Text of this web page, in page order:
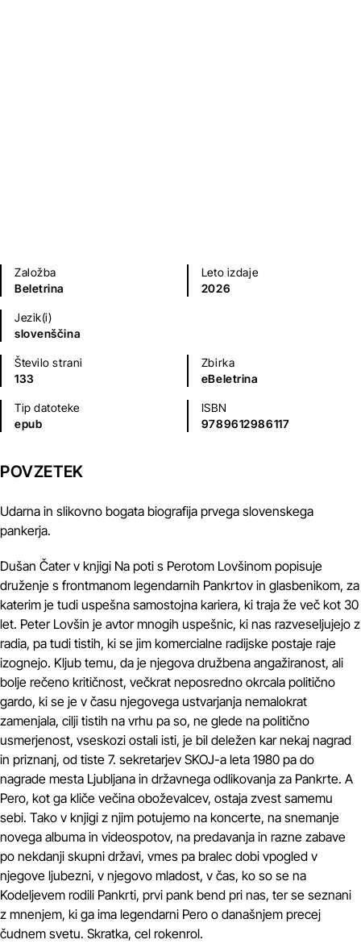
Založba
Beletrina
Leto izdaje
2026
Jezik(i)
slovenščina
Število strani
133
Zbirka
eBeletrina
Tip datoteke
epub
ISBN
9789612986117
POVZETEK
Udarna in slikovno bogata biografija prvega slovenskega
pankerja.
Dušan Čater v knjigi Na poti s Perotom Lovšinom popisuje
druženje s frontmanom legendarnih Pankrtov in glasbenikom, za
katerim je tudi uspešna samostojna kariera, ki traja že več kot 30
let. Peter Lovšin je avtor mnogih uspešnic, ki nas razveseljujejo z
radia, pa tudi tistih, ki se jim komercialne radijske postaje raje
izognejo. Kljub temu, da je njegova družbena angažiranost, ali
bolje rečeno kritičnost, večkrat neposredno okrcala politično
gardo, ki se je v času njegovega ustvarjanja nemalokrat
zamenjala, cilji tistih na vrhu pa so, ne glede na politično
usmerjenost, vseskozi ostali isti, je bil deležen kar nekaj nagrad
in priznanj, od tiste 7. sekretarjev SKOJ-a leta 1980 pa do
nagrade mesta Ljubljana in državnega odlikovanja za Pankrte. A
Pero, kot ga kliče večina oboževalcev, ostaja zvest samemu
sebi. Tako v knjigi z njim potujemo na koncerte, na snemanje
novega albuma in videospotov, na predavanja in razne zabave
po nekdanji skupni državi, vmes pa bralec dobi vpogled v
njegove ljubezni, v njegovo mladost, v čas, ko so se na
Kodeljevem rodili Pankrti, prvi pank bend pri nas, ter se seznani
z mnenjem, ki ga ima legendarni Pero o današnjem precej
čudnem svetu. Skratka, cel rokenrol.